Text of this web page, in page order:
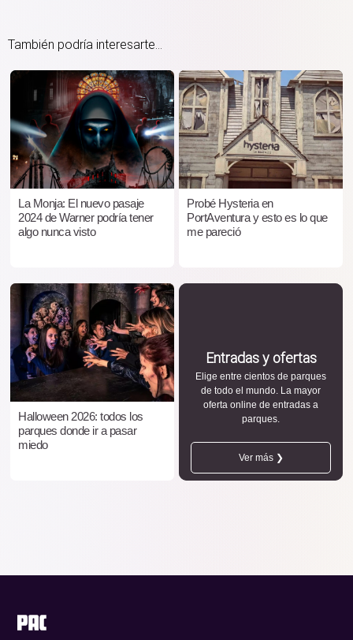
También podría interesarte...
La Monja: El nuevo pasaje
2024 de Warner podría tener
algo nunca visto
Probé Hysteria en
PortAventura y esto es lo que
me pareció
Halloween 2026: todos los
parques donde ir a pasar
miedo
Entradas y ofertas
Elige entre cientos de parques
de todo el mundo. La mayor
oferta online de entradas a
parques.
Ver más ❯